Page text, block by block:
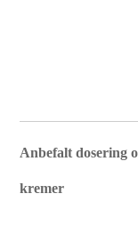
Anbefalt dosering
kremer